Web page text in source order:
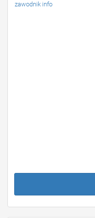
zawodnik info